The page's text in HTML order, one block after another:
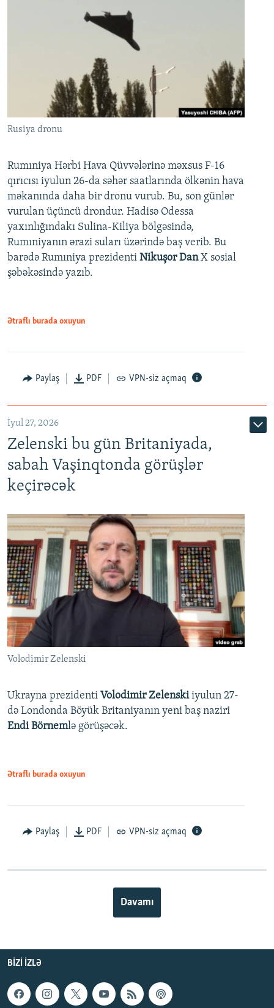
Rusiya dronu
Rumıniya Hərbi Hava Qüvvələrinə məxsus F-16
qırıcısı iyulun 26-da səhər saatlarında ölkənin hava
məkanında daha bir dronu vurub. Bu, son günlər
vurulan üçüncü drondur. Hadisə Odessa
yaxınlığındakı Sulina-Kiliya bölgəsində,
Rumıniyanın ərazi suları üzərində baş verib. Bu
barədə Rumıniya prezidenti Nikuşor DanX sosial
şəbəkəsində yazıb.
Ətraflı burada oxuyun
Paylaş PDF VPN-siz açmaq
İyul 27, 2026
Zelenski bu gün Britaniyada,
sabah Vaşinqtonda görüşlər
keçirəcək
Volodimir Zelenski
Ukrayna prezidenti Volodimir Zelenskiiyulun 27-
də Londonda Böyük Britaniyanın yeni baş naziri
Endi Börnemlə görüşəcək.
Ətraflı burada oxuyun
Paylaş PDF VPN-siz açmaq
Davamı
BIZI IZLƏ